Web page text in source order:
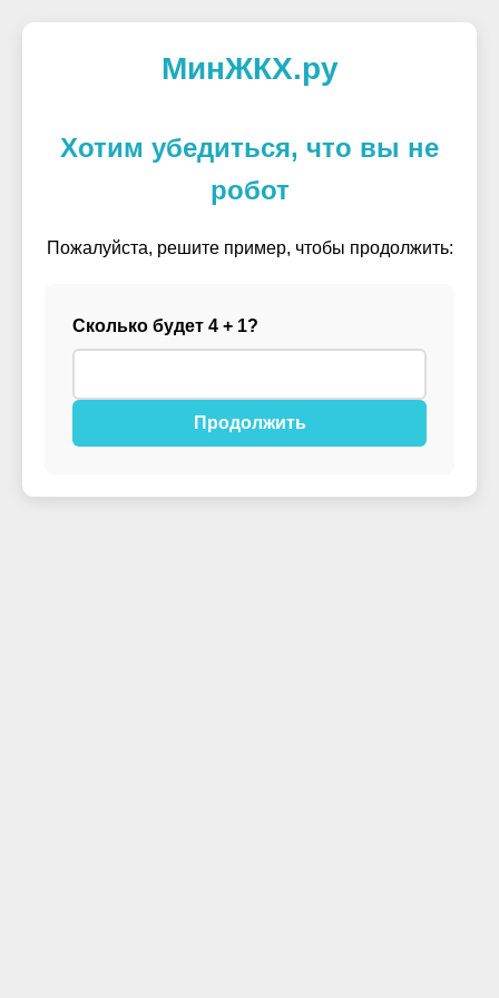
МинЖКХ.ру
Хотим убедиться, что вы не
робот
Пожалуйста, решите пример, чтобы продолжить:
Сколько будет 4 + 1?
Продолжить